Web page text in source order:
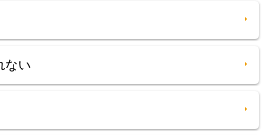
ない